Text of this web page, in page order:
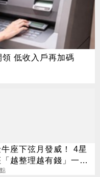
領 低收入戶再加碼
座下弦月發威！ 4星
「越整理越有錢」一路
到10月